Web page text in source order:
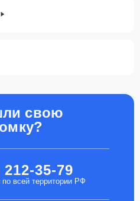
свою
35-79
всей территории РФ